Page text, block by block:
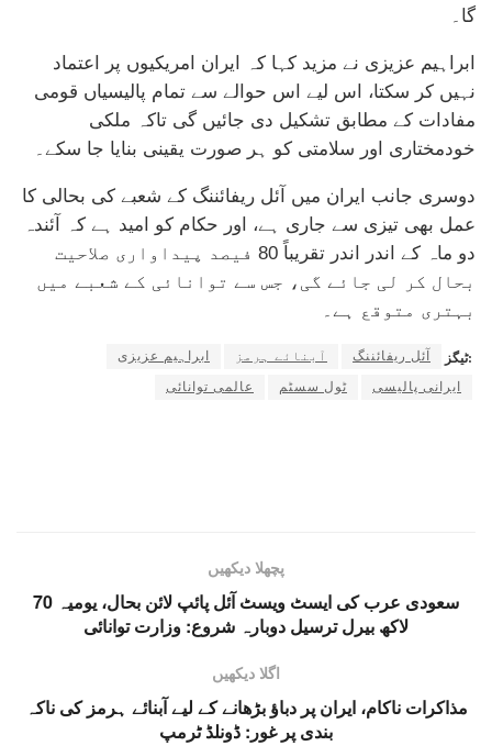
گا۔
ابراہیم عزیزی نے مزید کہا کہ ایران امریکیوں پر اعتماد
نہیں کر سکتا، اس لیے اس حوالے سے تمام پالیسیاں قومی
مفادات کے مطابق تشکیل دی جائیں گی تاکہ ملکی
خودمختاری اور سلامتی کو ہر صورت یقینی بنایا جا سکے۔
دوسری جانب ایران میں آئل ریفائننگ کے شعبے کی بحالی کا
عمل بھی تیزی سے جاری ہے، اور حکام کو امید ہے کہ آئندہ
دو ماہ کے اندر اندر تقریباً 80 فیصد پیداواری صلاحیت
بحال کر لی جائے گی، جس سے توانائی کے شعبے میں
بہتری متوقع ہے۔
ٹیگز: آئل ریفائننگ آبنائے ہرمز
ابراہیم عزیزی
ایرانی پالیسی
ٹول سسٹم عالمی توانائی
پچھلا دیکھیں
سعودی عرب کی ایسٹ ویسٹ آئل پائپ لائن بحال، یومیہ 70
لاکھ بیرل ترسیل دوبارہ شروع: وزارت توانائی
اگلا دیکھیں
مذاکرات ناکام، ایران پر دباؤ بڑھانے کے لیے آبنائے ہرمز کی ناکہ
بندی پر غور: ڈونلڈ ٹرمپ